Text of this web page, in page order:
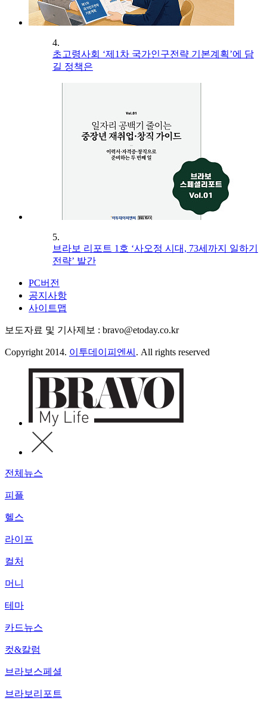
4.
초고령사회 ‘제1차 국가인구전략 기본계획’에 담
길 정책은
5.
브라보 리포트 1호 ‘사오정 시대, 73세까지 일하기
전략’ 발간
PC버전
공지사항
사이트맵
보도자료 및 기사제보 : bravo@etoday.co.kr
Copyright 2014. 이투데이피엔씨 . All rights reserved
전체뉴스
피플
헬스
라이프
컬처
머니
테마
카드뉴스
컷&칼럼
브라보스페셜
브라보리포트